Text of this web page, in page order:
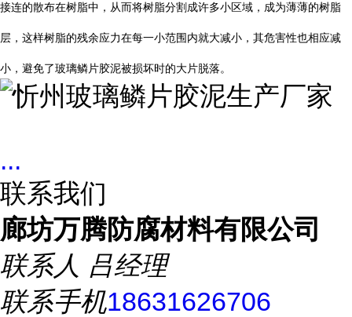
接连的散布在树脂中，从而将树脂分割成许多小区域，成为薄薄的树脂
层，这样树脂的残余应力在每一小范围内就大减小，其危害性也相应减
小，避免了玻璃鳞片胶泥被损坏时的大片脱落。
...
联系我们
廊坊万腾防腐材料有限公司
联系人 吕经理
联系手机18631626706